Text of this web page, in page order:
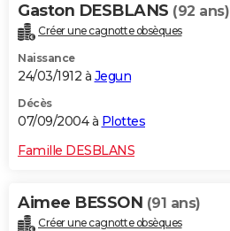
Gaston DESBLANS (92 ans)
Créer une cagnotte obsèques
Naissance
24/03/1912 à Jegun
Décès
07/09/2004 à Plottes
Famille DESBLANS
Aimee BESSON (91 ans)
Créer une cagnotte obsèques